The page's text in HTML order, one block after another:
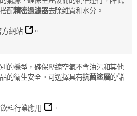
配精密過濾器去除雜質和水分。
方網站 。
的機型，確保壓縮空氣不含油污和其他
的衛生安全。可選擇具有抗菌塗層的儲
料行業應用 。